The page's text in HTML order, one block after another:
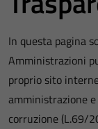
In questa pagina
Amministrazioni
proprio sito
amministrazione
corruzione (L.69/